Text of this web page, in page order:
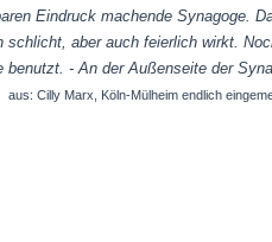
Eindruck machende Synagoge.
aber auch feierlich wirkt.
- An der Außenseite der
aus: Cilly Marx, Köln-Mülheim endlich